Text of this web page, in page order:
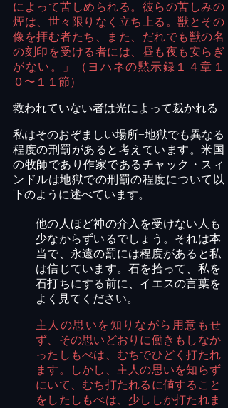
によって苦しめられる。彼らの苦しみの
煙は、世々限りなく立ち上る。獣とその
像を拝む者たち、また、だれでも獣の名
の刻印を受ける者には、昼も夜も安らぎ
がない。」（ヨハネの黙示録１４章１
０〜１１節）
救われていない者は光によって裁かれる
私はそのおぞましい場所−地獄でも異なる
程度の刑罰があると考えています。米国
の牧師であり作家であるチャック・スィ
ンドルは地獄での刑罰の程度について以
下のように述べています。
他の人ほど神の介入を受けない人も
少なからずいるでしょう。それは本
当で、永遠の罰には程度があると私
は信じています。石を拾って、私を
石打ちにする前に、イエスの言葉を
よく見てください。
主人の思いを知りながら用意もせ
ず、その思いどおりに働きもしなか
ったしもべは、むちでひどく打たれ
ます。しかし、主人の思いを知らず
にいて、むち打たれるに値すること
をしたしもべは、少ししか打たれま